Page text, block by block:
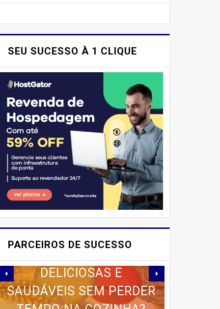
SEU SUCESSO À 1 CLIQUE
PARCEIROS DE SUCESSO
E AÍ, PESSOAL! VOCÊ JÁ
DELICIOSAS E
SAUDÁVEIS ​​SEM PERDER